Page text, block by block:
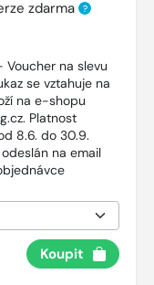
zdarma ?
Voucher na slevu
se vztahuje na
na e-shopu
Platnost
8.6. do 30.9.
na email
Koupit